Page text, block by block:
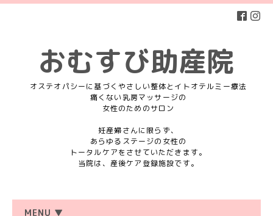
おむすび助産院
オステオパシーに基づくやさしい整体とイトオテルミー療法
痛くない乳房マッサージの
女性のためのサロン
妊産婦さんに限らず、
あらゆるステージの女性の
トータルケアをさせていただきます。
当院は、産後ケア登録施設です。
MENU ▼